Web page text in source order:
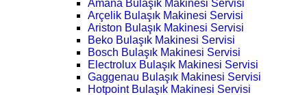
Amana Bulaşık Makinesi Servisi
Arçelik Bulaşık Makinesi Servisi
Ariston Bulaşık Makinesi Servisi
Beko Bulaşık Makinesi Servisi
Bosch Bulaşık Makinesi Servisi
Electrolux Bulaşık Makinesi Servisi
Gaggenau Bulaşık Makinesi Servisi
Hotpoint Bulaşık Makinesi Servisi